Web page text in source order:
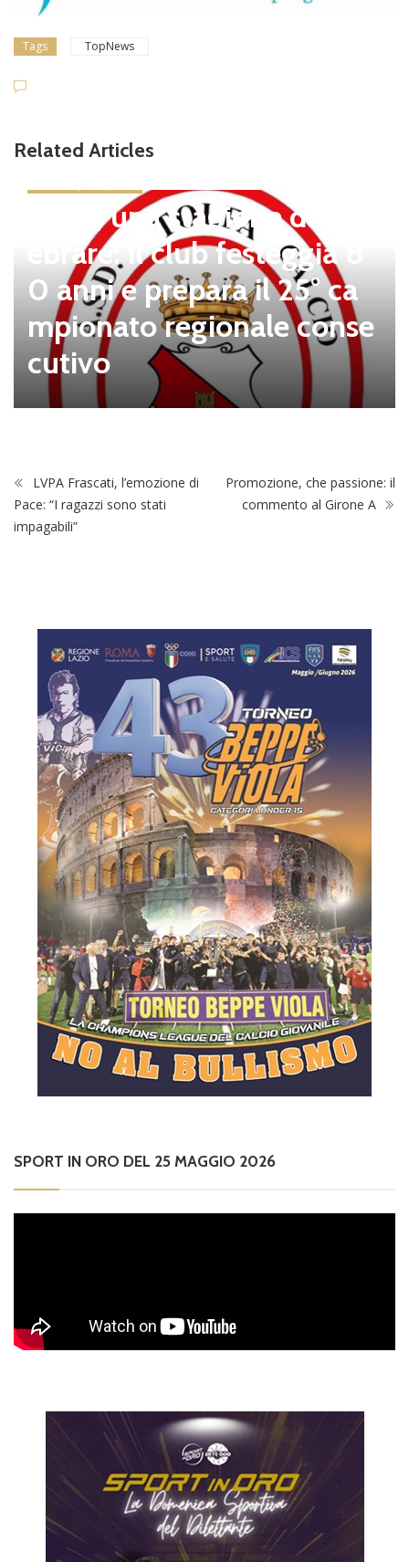
Tags TopNews
Related Articles
Tolfa, una stagione da cel
ebrare: il club festeggia 8
0 anni e prepara il 25° ca
mpionato regionale conse
cutivo
LVPA Frascati, l’emozione di
Pace: “I ragazzi sono stati
impagabili”
Promozione, che passione: il
commento al Girone A
SPORT IN ORO DEL 25 MAGGIO 2026